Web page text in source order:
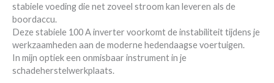
stabiele voeding die net zoveel stroom kan leveren als de
boordaccu.
Deze stabiele 100 A inverter voorkomt de instabiliteit tijdens je
werkzaamheden aan de moderne hedendaagse voertuigen.
In mijn optiek een onmisbaar instrument in je
schadeherstelwerkplaats.